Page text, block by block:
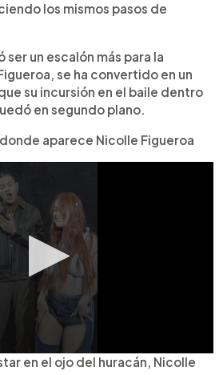
los mismos pasos de
ser un escalón más para la
se ha convertido en un
su incursión en el baile dentro
en segundo plano.
aparece Nicolle Figueroa
en el ojo del huracán, Nicolle